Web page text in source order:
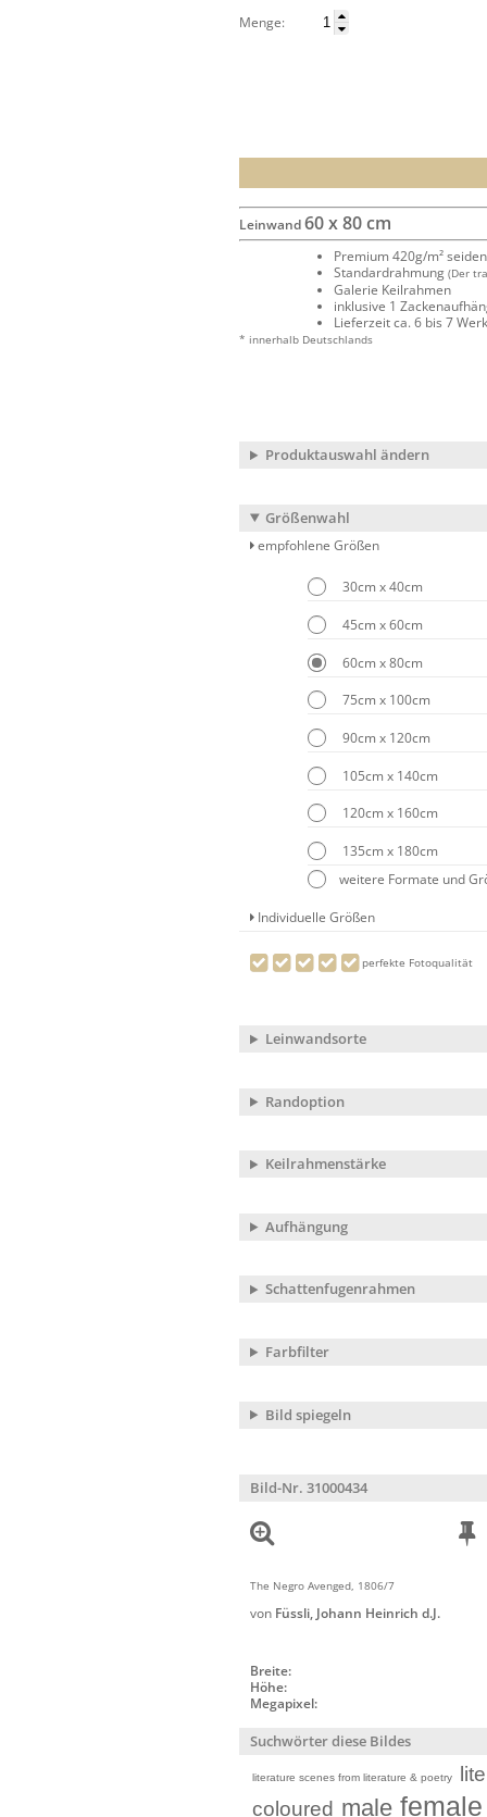
Menge:
Leinwand60 x 80 cm
Premium 420g/m²
Standardrahmung (Der
Galerie Keilrahmen
inklusive 1
Lieferzeit ca. 6 bis 7
* innerhalb Deutschlands
Produktauswahl ändern
Größenwahl
empfohlene Größen
30cm x 40cm
45cm x 60cm
60cm x 80cm
75cm x 100cm
90cm x 120cm
105cm x 140cm
120cm x 160cm
135cm x 180cm
weitere Formate und
Individuelle Größen
perfekte Fotoqualität
Leinwandsorte
Randoption
Keilrahmenstärke
Aufhängung
Schattenfugenrahmen
Farbfilter
Bild spiegeln
Bild-Nr. 31000434
The Negro Avenged, 1806/7
von Füssli, Johann Heinrich d.J.
Breite:
Höhe:
Megapixel:
Suchwörter diese Bildes
literature scenes from literature & poetry
coloured male female